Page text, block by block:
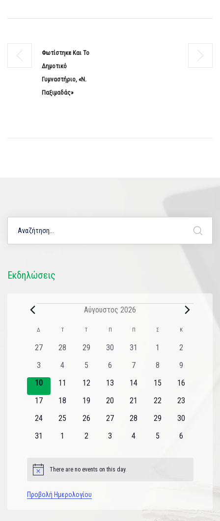
Φωτίστηκε Και Το
Δημοτικό
Γυμναστήριο, «Ν.
Παξιμαδάς»
Εκδηλώσεις
Αύγουστος 2026
Ημερολόγιο
του
Εκδηλώσεις
Δ Τ Τ Π Π Σ Κ
0
27
0
28
0
29
0
30
0
31
01
0
2
0
εκδηλώσεις
3
0
4
0
5
0
6
0
7
0
8
0
9
0
εκδηλώσεις
10
0
11
0
12
0
13
0
14
0
15
0
16
0
17
0
18
0
19
0
20
0
21
0
22
0
23
0
24
0
25
0
26
0
27
0
28
0
29
0
30
0
31
0
1
0
2
0
3
0
4
0
5
0
6
Notice There are no events on this day.
Προβολή Ημερολογίου